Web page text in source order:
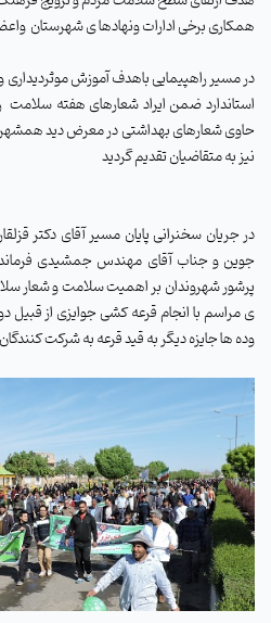
همکاری برخی ادارات ونهادها ی شهرستان
در مسیر راهپیمایی باهدف آموزش موثردیداری
استاندارد ضمن ایراد شعارهای هفته
حاوی شعارهای بهداشتی در معرض دید
نیز به متقاضیان تقدیم گردید
در جریان سخنرانی پایان مسیر آقای دکتر
جوین و جناب آقای مهندس جمشیدی
پرشور شهروندان بر اهمیت سلامت و شعار
ی مراسم با انجام قرعه کشی جوایزی از قبیل
وده ها جایزه دیگر به قید قرعه به شرکت